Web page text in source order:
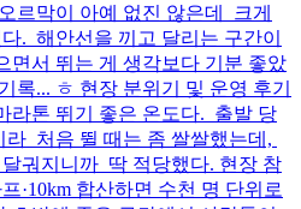
르막이 아예 없진 않은데 크게
. 해안선을 끼고 달리는 구간이
면서 뛰는 게 생각보다 기분 좋았
록... ㅎ 현장 분위기 및 운영 후기
라톤 뛰기 좋은 온도다. 출발 당
라 처음 뛸 때는 좀 쌀쌀했는데,
궈지니까 딱 적당했다. 현장 참
·10km 합산하면 수천 명 단위로